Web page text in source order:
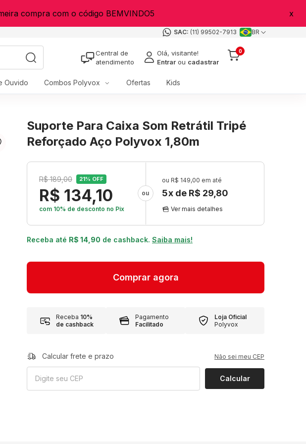
compra com o código BEMVINDO5 x
(11) 99502-7913 BR
Central de
atendimento
Olá, visitante!
Entrar ou cadastrar
0
Ouvido Combos Polyvox Ofertas Kids
Suporte Para Caixa Som Retrátil Tripé
Reforçado Aço Polyvox 1,80m
21% OFF
R$ 189,00
R$ 134,10
com 10% de desconto no Pix
R$ 149,00
5x de R$ 29,80
Ver mais detalhes
Receba até R$ 14,90 de cashback. Saiba mais!
Receba 10%
de cashback
Pagamento
Facilitado
Loja Oficial
Polyvox
Calcular frete e prazo
Calcular
Não sei meu CEP